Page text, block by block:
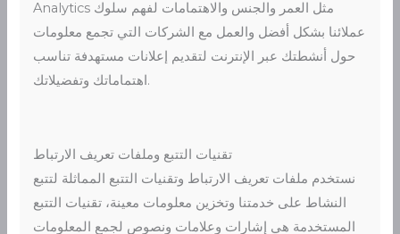
Analytics مثل العمر والجنس والاهتمامات لفهم سلوك
عملائنا بشكل أفضل والعمل مع الشركات التي تجمع معلومات
حول أنشطتك عبر الإنترنت لتقديم إعلانات مستهدفة تناسب
اهتماماتك وتفضيلاتك.
تقنيات التتبع وملفات تعريف الارتباط
نستخدم ملفات تعريف الارتباط وتقنيات التتبع المماثلة لتتبع
النشاط على خدمتنا وتخزين معلومات معينة، تقنيات التتبع
المستخدمة هي إشارات وعلامات ونصوص لجمع المعلومات